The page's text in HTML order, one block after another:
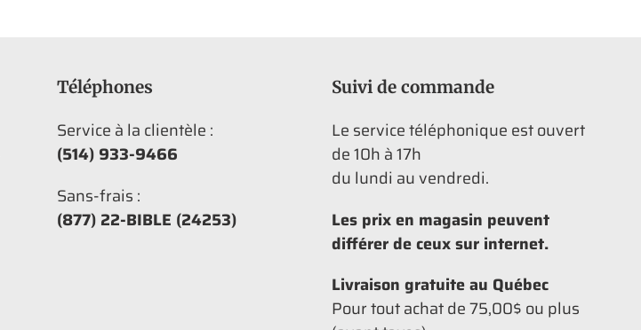
Téléphones
Service à la clientèle :
(514) 933-9466
Sans-frais :
(877) 22-BIBLE (24253)
Suivi de commande
Le service téléphonique est ouvert
de 10h à 17h
du lundi au vendredi.
Les prix en magasin peuvent
différer de ceux sur internet.
Livraison gratuite au Québec
Pour tout achat de 75,00$ ou plus